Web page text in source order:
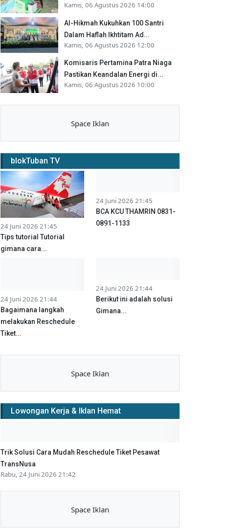
Kamis, 06 Agustus 2026 14:00
Al-Hikmah Kukuhkan 100 Santri
Dalam Haflah Ikhtitam Ad...
Kamis, 06 Agustus 2026 12:00
Komisaris Pertamina Patra Niaga
Pastikan Keandalan Energi di...
Kamis, 06 Agustus 2026 10:00
Space Iklan
blokTuban TV
24 Juni 2026 21:45
Tips tutorial Tutorial
gimana cara...
24 Juni 2026 21:45
BCA KCU THAMRIN 0831-
0891-1133
24 Juni 2026 21:44
Bagaimana langkah
melakukan Reschedule
Tiket...
24 Juni 2026 21:44
Berikut ini adalah solusi
Gimana...
Space Iklan
Lowongan Kerja & Iklan Hemat
Trik Solusi Cara Mudah Reschedule Tiket Pesawat
TransNusa
Rabu, 24 Juni 2026 21:42
Space Iklan